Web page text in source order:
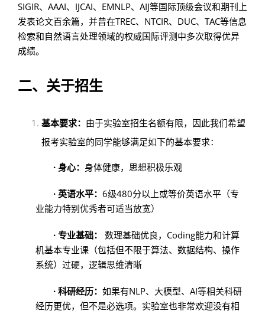
SIGIR、AAAI、IJCAI、EMNLP、AIJ等国际顶级会议和期刊上
发表论文百余篇，并曾在TREC、NTCIR、DUC、TAC等信息
检索和自然语言处理领域的权威国际评测中多次取得优异
成绩。
二、关于招生
基本要求： 由于实验室招生名额有限，因此我们希望
报考实验室的同学能够满足如下的基本要求：
· 身心： 身体健康，思想积极乐观
· 英语水平： 6级480分以上或等价英语水平（专
业能力特别优秀者可适当放宽）
· 专业基础： 数理基础优良，Coding能力和计算
机基本专业课（包括但不限于算法、数据结构、操作
系统）过硬，逻辑思维清晰
· 科研经历： 如果有NLP、大模型、AI等相关科研
经历更优，但不是必选项。实验室也非常欢迎没有相